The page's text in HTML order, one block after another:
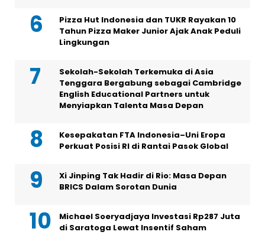
Pizza Hut Indonesia dan TUKR Rayakan 10
Tahun Pizza Maker Junior Ajak Anak Peduli
Lingkungan
Sekolah-Sekolah Terkemuka di Asia
Tenggara Bergabung sebagai Cambridge
English Educational Partners untuk
Menyiapkan Talenta Masa Depan
Kesepakatan FTA Indonesia–Uni Eropa
Perkuat Posisi RI di Rantai Pasok Global
Xi Jinping Tak Hadir di Rio: Masa Depan
BRICS Dalam Sorotan Dunia
Michael Soeryadjaya Investasi Rp287 Juta
di Saratoga Lewat Insentif Saham